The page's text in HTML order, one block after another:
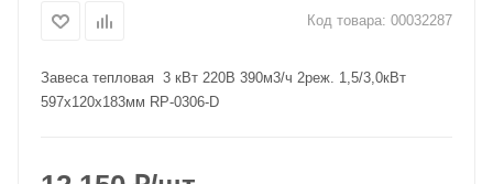
Код товара: 00032287
Завеса тепловая 3 кВт 220В 390м3/ч 2реж. 1,5/3,0кВт
597х120х183мм RP-0306-D